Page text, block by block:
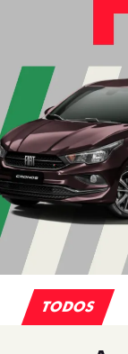
TODOS